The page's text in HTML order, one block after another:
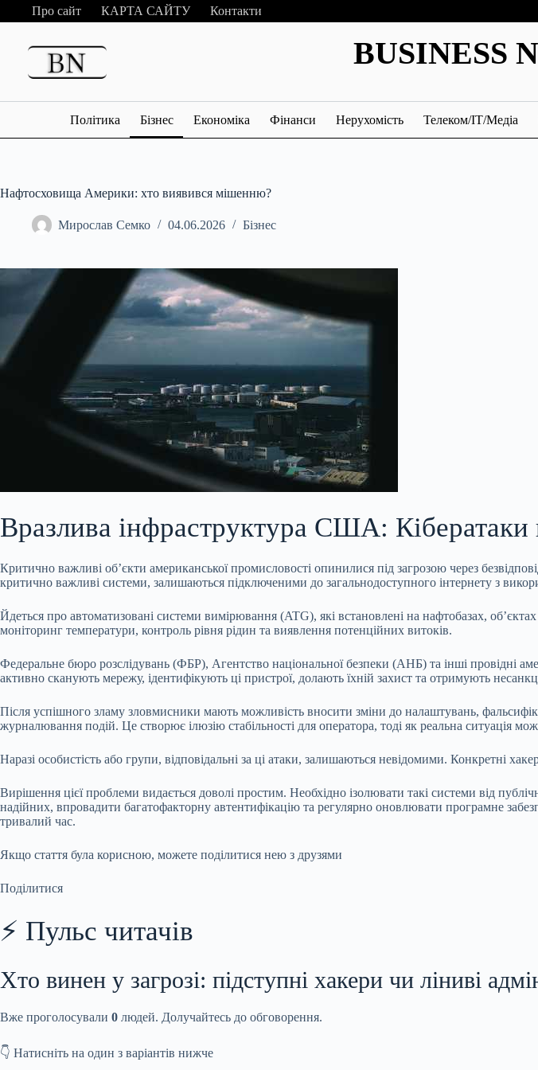
Перейти
до
Про сайт КАРТА САЙТУ Контакти
BUSINESS
Політика Бізнес Економіка Фінанси Нерухомість Телеком/ІТ/Медіа
Нафтосховища Америки: хто виявився мішенню?
Мирослав Семко 04.06.2026 Бізнес
Вразлива інфраструктура США: Кібератаки
Критично важливі об’єкти американської промисловості опинилися під загрозою через
критично важливі системи, залишаються підключеними до загальнодоступного інтернету з
Йдеться про автоматизовані системи вимірювання (ATG), які встановлені на нафтобазах,
моніторинг температури, контроль рівня рідин та виявлення потенційних витоків.
Федеральне бюро розслідувань (ФБР), Агентство національної безпеки (АНБ) та інші провідні
активно сканують мережу, ідентифікують ці пристрої, долають їхній захист та отримують
Після успішного зламу зловмисники мають можливість вносити зміни до налаштувань,
журналювання подій. Це створює ілюзію стабільності для оператора, тоді як реальна ситуація
Наразі особистість або групи, відповідальні за ці атаки, залишаються невідомими. Конкретні
Вирішення цієї проблеми видається доволі простим. Необхідно ізолювати такі системи від
надійних, впровадити багатофакторну автентифікацію та регулярно оновлювати програмне
тривалий час.
Якщо стаття була корисною, можете поділитися нею з друзями
Поділитися
⚡ Пульс читачів
Хто винен у загрозі: підступні хакери чи ліниві
Вже проголосували 0 людей. Долучайтесь до обговорення.
👇 Натисніть на один з варіантів нижче